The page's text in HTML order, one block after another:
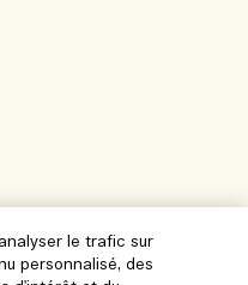
le trafic sur
personnalisé, des